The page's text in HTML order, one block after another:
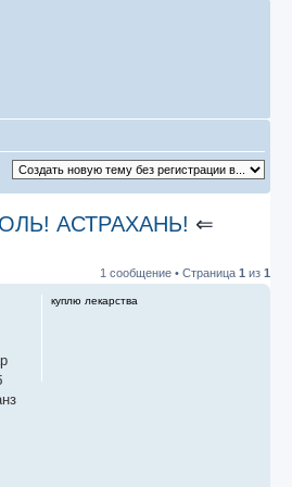
Расширенный поиск
АСТРАХАНЬ! ⇐
1 сообщение • Страница 1 из 1
куплю лекарства